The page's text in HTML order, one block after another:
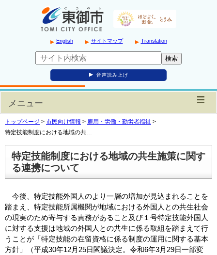
English サイトマップ Translation
音声読み上げ
メニュー
トップページ > 市民向け情報 > 雇用・労働・勤労者福祉 >
特定技能制度における地域の共…
特定技能制度における地域の共生施策に関す
る連携について
今後、特定技能外国人のより一層の増加が見込まれることを
踏まえ、特定技能所属機関が地域における外国人との共生社会
の現実のため寄与する責務があること及び１号特定技能外国人
に対する支援は地域の外国人との共生に係る取組を踏まえて行
うことが「特定技能の在留資格に係る制度の運用に関する基本
方針」（平成30年12月25日閣議決定。令和6年3月29日一部変